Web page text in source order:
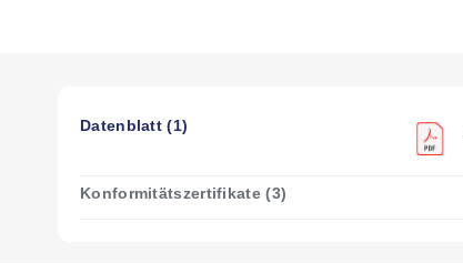
Datenblatt (1)
Konformitätszertifikate (3)